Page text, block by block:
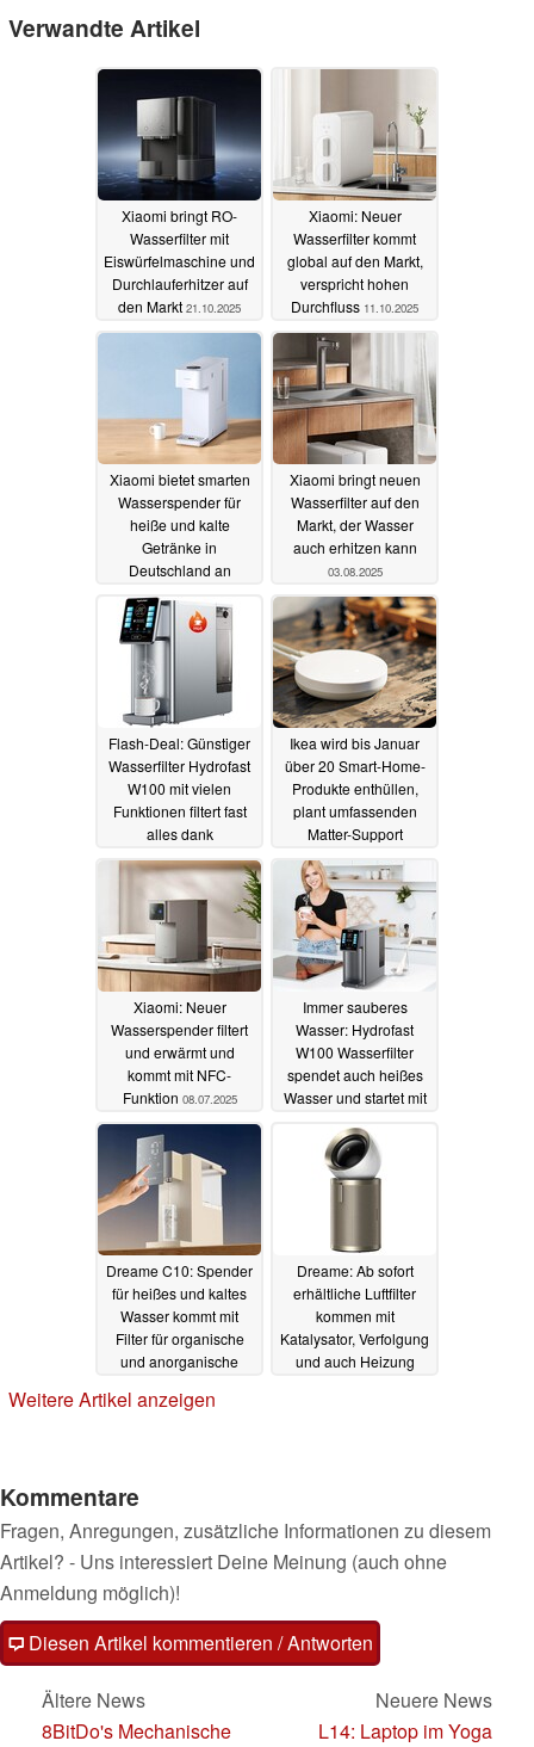
Verwandte Artikel
Xiaomi bringt RO-
Wasserfilter mit
Eiswürfelmaschine und
Durchlauferhitzer auf
den Markt 21.10.2025
Xiaomi: Neuer
Wasserfilter kommt
global auf den Markt,
verspricht hohen
Durchfluss 11.10.2025
Xiaomi bietet smarten
Wasserspender für
heiße und kalte
Getränke in
Deutschland an
28.09.2025
Xiaomi bringt neuen
Wasserfilter auf den
Markt, der Wasser
auch erhitzen kann
03.08.2025
Flash-Deal: Günstiger
Wasserfilter Hydrofast
W100 mit vielen
Funktionen filtert fast
alles dank
Umkehrosmose
28.07.2025
Ikea wird bis Januar
über 20 Smart-Home-
Produkte enthüllen,
plant umfassenden
Matter-Support
10.07.2025
Xiaomi: Neuer
Wasserspender filtert
und erwärmt und
kommt mit NFC-
Funktion 08.07.2025
Immer sauberes
Wasser: Hydrofast
W100 Wasserfilter
spendet auch heißes
Wasser und startet mit
Dreame C10: Spender
für heißes und kaltes
Wasser kommt mit
Filter für organische
und anorganische
Dreame: Ab sofort
erhältliche Luftfilter
kommen mit
Katalysator, Verfolgung
und auch Heizung
Weitere Artikel anzeigen
Kommentare
Fragen, Anregungen, zusätzliche Informationen zu diesem
Artikel? - Uns interessiert Deine Meinung (auch ohne
Anmeldung möglich)!
Diesen Artikel kommentieren / Antworten
Ältere News
8BitDo's Mechanische
Neuere News
L14: Laptop im Yoga